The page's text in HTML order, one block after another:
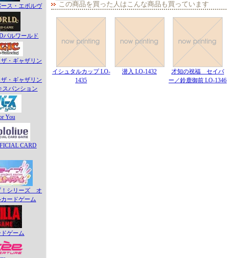
ス・エボルヴ
パルワールド
・ギャザリン
・ギャザリン
スパンション
You
CARD
！シリーズ オ
ードゲーム
ゲーム
この商品を買った人はこんな商品も買っています
イシュタルカップ LO-
1435
潜入 LO-1432
才知の祝福 セイバ
ー／鈴鹿御前 LO-1346